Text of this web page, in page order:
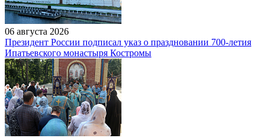
06 августа 2026
Президент России подписал указ о праздновании 700-летия
Ипатьевского монастыря Костромы